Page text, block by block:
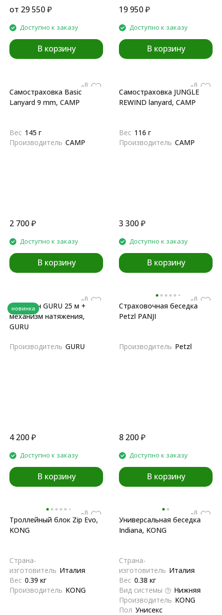
от 29 550₽
Доступно к заказу
В корзину
19 950₽
Доступно к заказу
В корзину
Самостраховка Basic
Lanyard 9 mm, CAMP
Вес 145 г
Производитель CAMP
2 700₽
Доступно к заказу
В корзину
Самостраховка JUNGLE
REWIND lanyard, CAMP
Вес 116 г
Производитель CAMP
3 300₽
Доступно к заказу
В корзину
новинка
Слэклайн GURU 25 м +
механизм натяжения,
GURU
Производитель GURU
4 200₽
Доступно к заказу
В корзину
Страховочная беседка
Petzl PANJI
Производитель Petzl
8 200₽
Доступно к заказу
В корзину
Троллейный блок Zip Evo,
KONG
Страна-
изготовитель Италия
Вес 0.39 кг
Производитель KONG
Универсальная беседка
Indiana, KONG
Страна-
изготовитель Италия
Вес 0.38 кг
Вид системы
Нижняя
Производитель KONG
Пол Унисекс